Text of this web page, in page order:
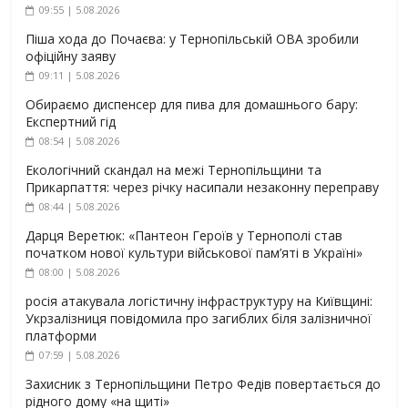
09:55 | 5.08.2026
Піша хода до Почаєва: у Тернопільській ОВА зробили
офіційну заяву
09:11 | 5.08.2026
Обираємо диспенсер для пива для домашнього бару:
Експертний гід
08:54 | 5.08.2026
Екологічний скандал на межі Тернопільщини та
Прикарпаття: через річку насипали незаконну переправу
08:44 | 5.08.2026
Дарця Веретюк: «Пантеон Героїв у Тернополі став
початком нової культури військової пам’яті в Україні»
08:00 | 5.08.2026
росія атакувала логістичну інфраструктуру на Київщині:
Укрзалізниця повідомила про загиблих біля залізничної
платформи
07:59 | 5.08.2026
Захисник з Тернопільщини Петро Федів повертається до
рідного дому «на щиті»